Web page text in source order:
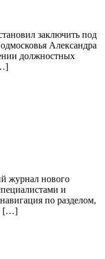
заключить под
Александра
должностных
журнал нового
и
по разделом,
[…]